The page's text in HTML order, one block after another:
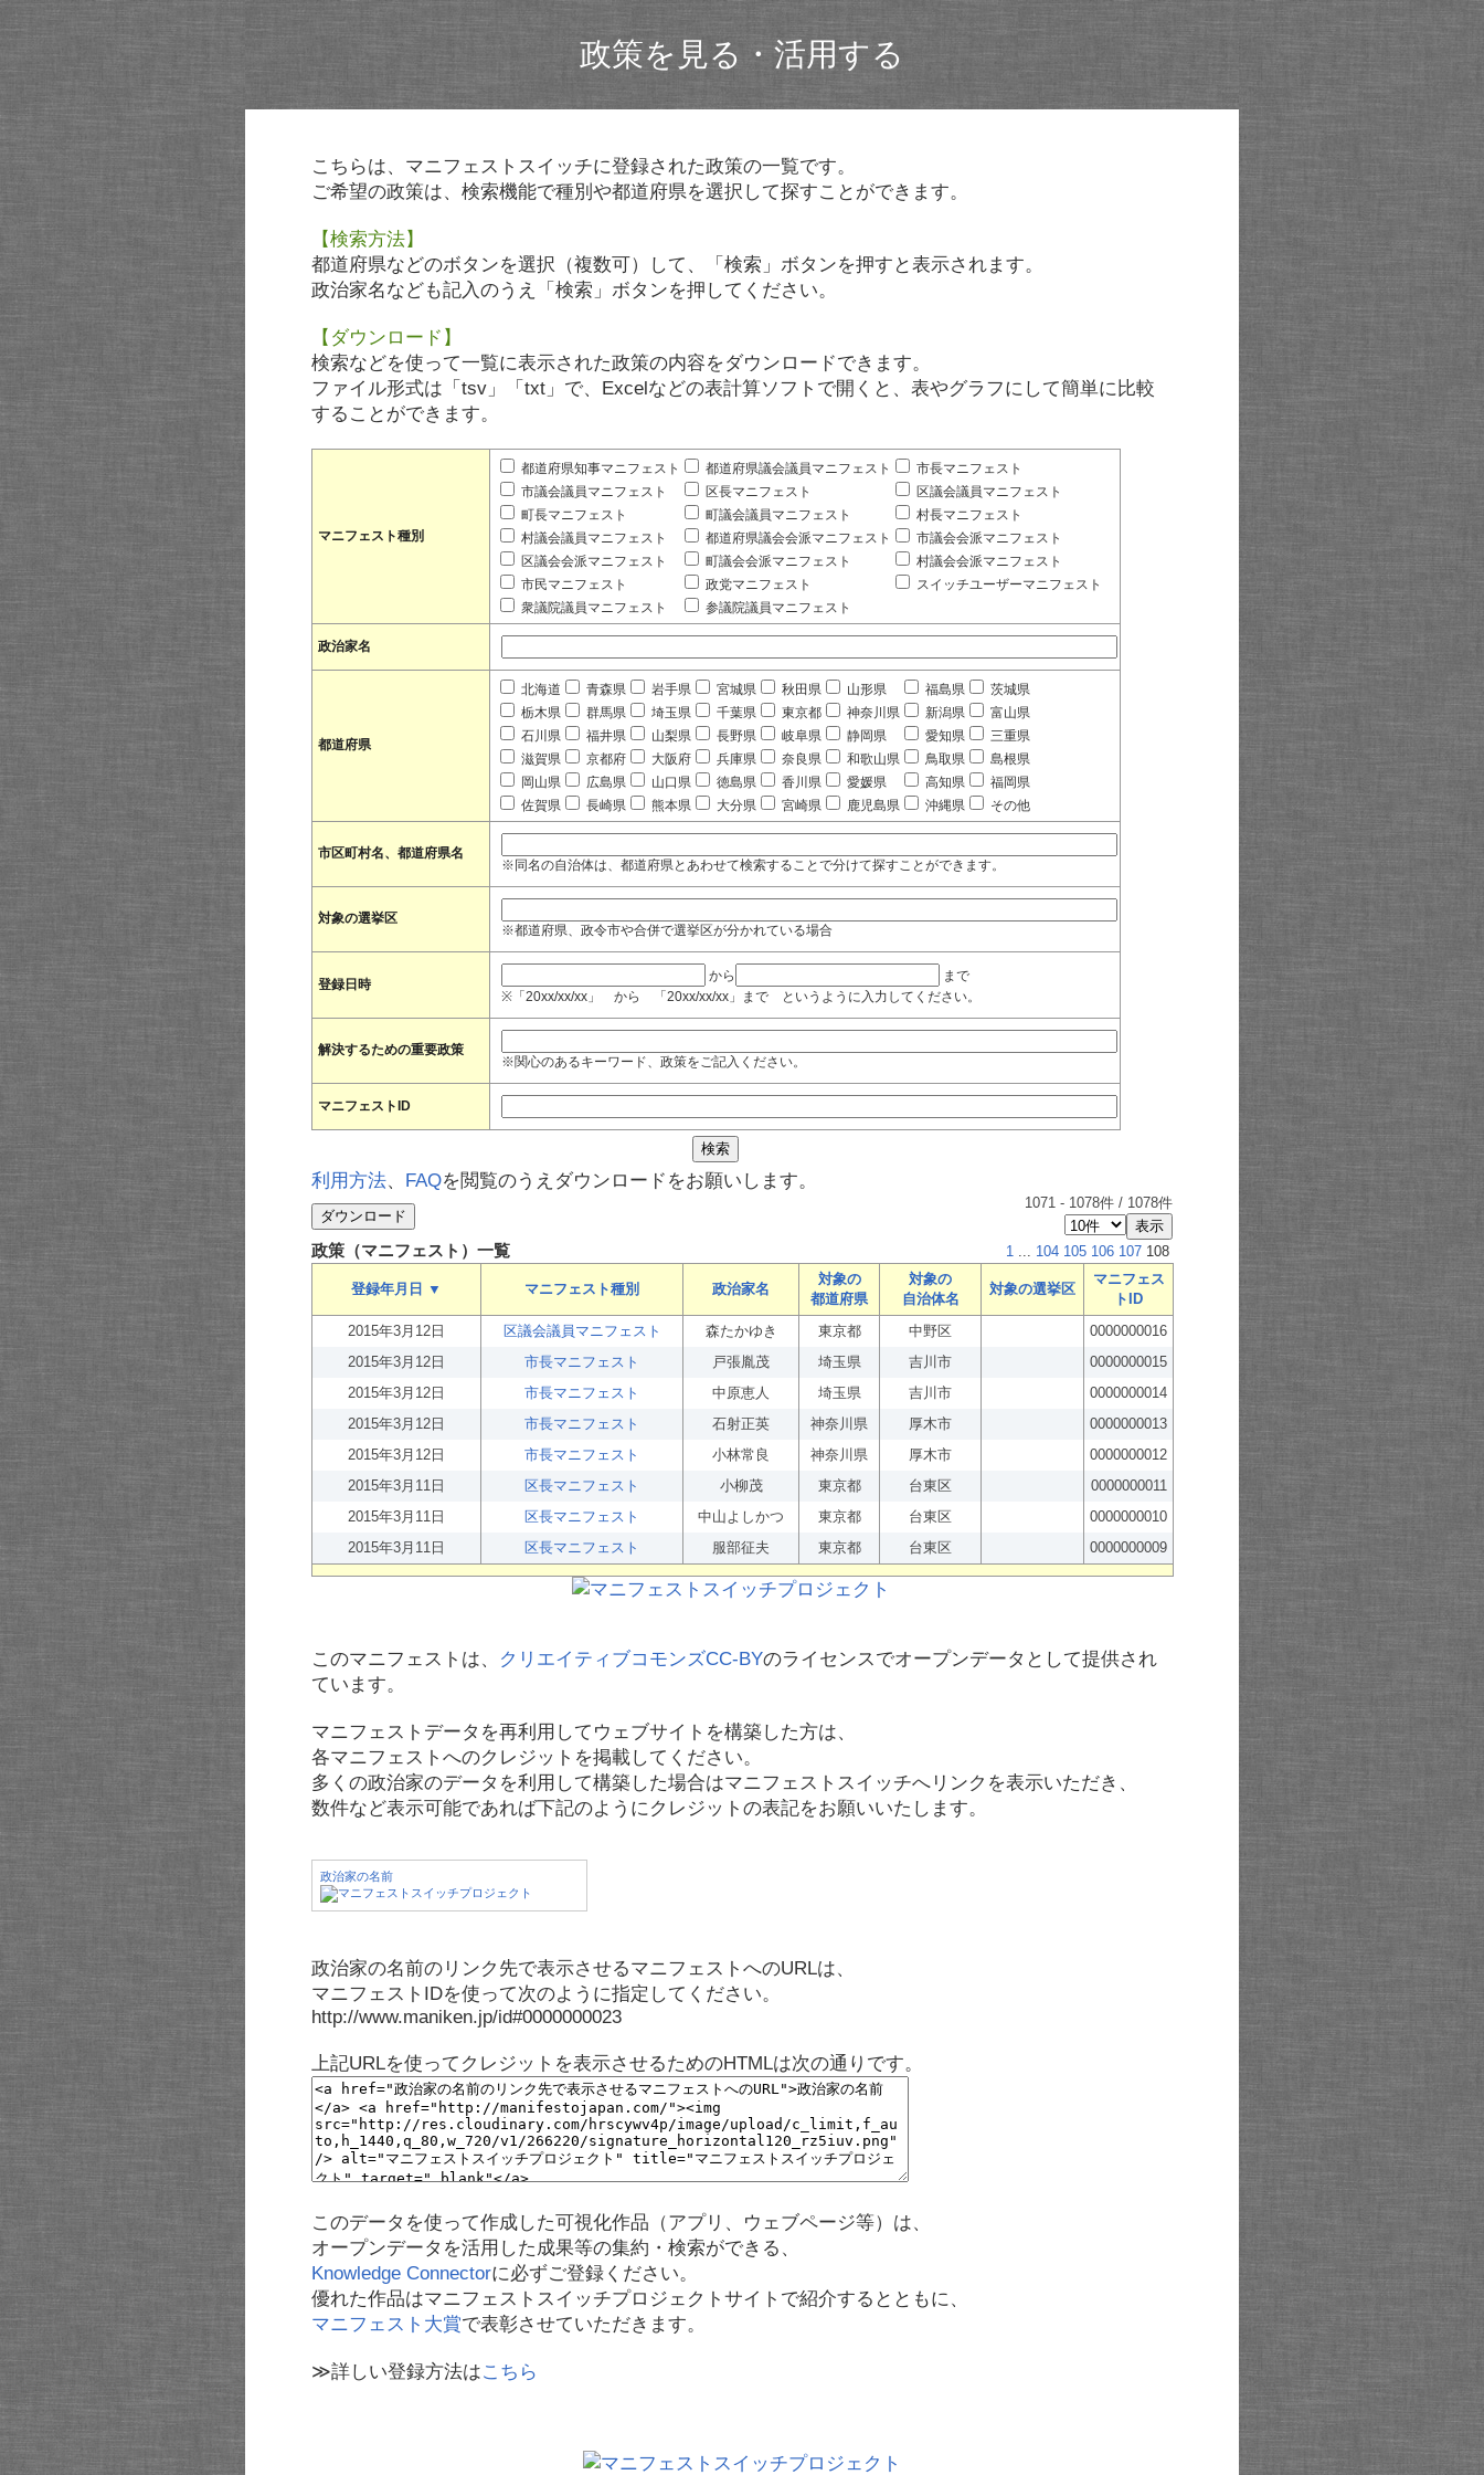
政策を見る・活用する
こちらは、マニフェストスイッチに登録された政策の一覧です。
ご希望の政策は、検索機能で種別や都道府県を選択して探すことができます。
【検索方法】
都道府県などのボタンを選択（複数可）して、「検索」ボタンを押すと表示されます。
政治家名なども記入のうえ「検索」ボタンを押してください。
【ダウンロード】
検索などを使って一覧に表示された政策の内容をダウンロードできます。
ファイル形式は「tsv」「txt」で、Excelなどの表計算ソフトで開くと、表やグラフにして簡単に比較
することができます。
マニフェスト種別
都道府県知事マニフェスト 都道府県議会議員マニフェスト
市長マニフェスト
市議会議員マニフェスト
区長マニフェスト
区議会議員マニフェスト
町長マニフェスト
町議会議員マニフェスト
村長マニフェスト
村議会議員マニフェスト
都道府県議会会派マニフェスト
市議会会派マニフェスト
区議会会派マニフェスト
町議会会派マニフェスト
村議会会派マニフェスト
市民マニフェスト
政党マニフェスト
スイッチユーザーマニフェスト
衆議院議員マニフェスト
参議院議員マニフェスト
政治家名
都道府県
北海道 青森県 岩手県 宮城県 秋田県 山形県 福島県
茨城県
栃木県
群馬県 埼玉県 千葉県 東京都 神奈川県 新潟県
富山県
石川県
福井県 山梨県 長野県 岐阜県 静岡県 愛知県
三重県
滋賀県
京都府 大阪府 兵庫県 奈良県 和歌山県 鳥取県
島根県
岡山県
広島県 山口県 徳島県 香川県 愛媛県 高知県
福岡県
佐賀県
長崎県 熊本県 大分県 宮崎県 鹿児島県 沖縄県 その他
市区町村名、都道府県名
※同名の自治体は、都道府県とあわせて検索することで分けて探すことができます。
対象の選挙区
※都道府県、政令市や合併で選挙区が分かれている場合
登録日時
から
まで
※「20xx/xx/xx」 から 「20xx/xx/xx」まで というように入力してください。
解決するための重要政策
※関心のあるキーワード、政策をご記入ください。
マニフェストID
利用方法、 FAQを閲覧のうえダウンロードをお願いします。
1071 - 1078件 / 1078件
政策（マニフェスト）一覧 1 ... 104 105 106 107 108
登録年月日 ▼ マニフェスト種別 政治家名
対象の
都道府県
対象の
自治体名
対象の選挙区
マニフェス
トID
2015年3月12日
区議会議員マニフェスト 森たかゆき 東京都 中野区
0000000016
2015年3月12日
市長マニフェスト 戸張胤茂 埼玉県 吉川市
0000000015
2015年3月12日
市長マニフェスト 中原恵人 埼玉県 吉川市
0000000014
2015年3月12日
市長マニフェスト 石射正英 神奈川県 厚木市
0000000013
2015年3月12日
市長マニフェスト 小林常良 神奈川県 厚木市
0000000012
2015年3月11日
区長マニフェスト 小柳茂 東京都 台東区
0000000011
2015年3月11日
区長マニフェスト 中山よしかつ 東京都 台東区
0000000010
2015年3月11日
区長マニフェスト 服部征夫 東京都 台東区 0000000009
このマニフェストは、 クリエイティブコモンズCC-BYのライセンスでオープンデータとして提供され
ています。
マニフェストデータを再利用してウェブサイトを構築した方は、
各マニフェストへのクレジットを掲載してください。
多くの政治家のデータを利用して構築した場合はマニフェストスイッチへリンクを表示いただき、
数件など表示可能であれば下記のようにクレジットの表記をお願いいたします。
政治家の名前
政治家の名前のリンク先で表示させるマニフェストへのURLは、
マニフェストIDを使って次のように指定してください。
http://www.maniken.jp/id#0000000023
上記URLを使ってクレジットを表示させるためのHTMLは次の通りです。
このデータを使って作成した可視化作品（アプリ、ウェブページ等）は、
オープンデータを活用した成果等の集約・検索ができる、
Knowledge Connectorに必ずご登録ください。
優れた作品はマニフェストスイッチプロジェクトサイトで紹介するとともに、
マニフェスト大賞で表彰させていただきます。
≫詳しい登録方法はこちら